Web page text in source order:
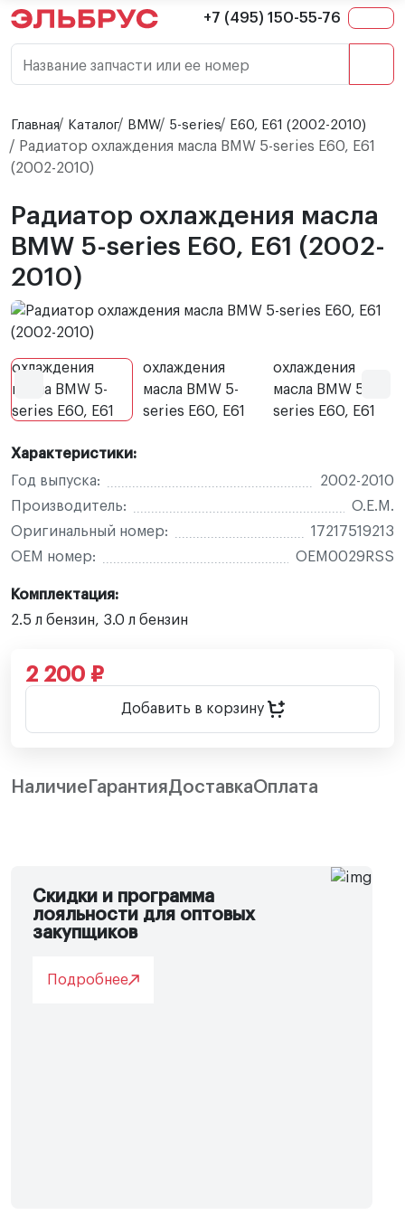
+7 (495) 150-55-76
Название запчасти или ее номер
Главная Каталог BMW 5-series E60, E61 (2002-2010)
Радиатор охлаждения масла BMW 5-series E60, E61
(2002-2010)
Радиатор охлаждения масла
BMW 5-series E60, E61 (2002-
2010)
Характеристики:
Год выпуска:
2002-2010
Производитель:
O.E.M.
Оригинальный номер:
17217519213
OEM номер:
OEM0029RSS
Комплектация:
2.5 л бензин, 3.0 л бензин
2 200 ₽
Добавить в корзину
Наличие ГарантияДоставкаОплата
Скидки и программа
лояльности для оптовых
закупщиков
Подробнее